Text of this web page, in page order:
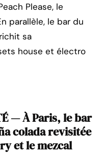
Please, le
parallèle, le bar du
sa
house et électro
— À Paris, le bar
colada revisitée
et le mezcal